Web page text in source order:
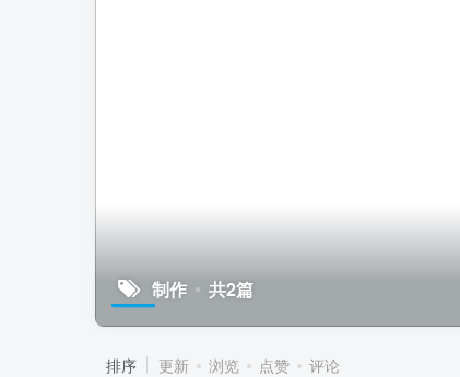
制作 共2篇
排序 更新 浏览 点赞 评论